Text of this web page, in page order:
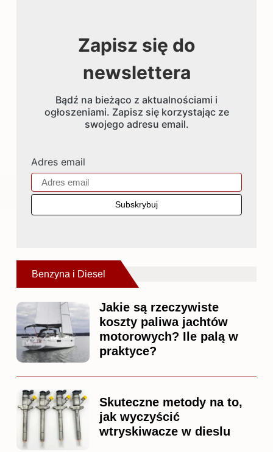
Zapisz się do
newslettera
Bądź na bieżąco z aktualnościami i
ogłoszeniami. Zapisz się korzystając ze
swojego adresu email.
Adres email
Benzyna i Diesel
Jakie są rzeczywiste
koszty paliwa jachtów
motorowych? Ile palą w
praktyce?
Skuteczne metody na to,
jak wyczyścić
wtryskiwacze w dieslu